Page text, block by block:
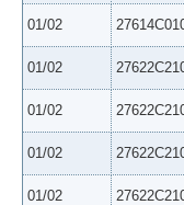
01/02
01/02
01/02
01/02
01/02